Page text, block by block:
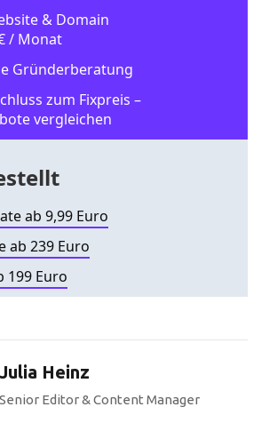
& Domain
/ Monat
Gründerberatung
zum Fixpreis –
vergleichen
ab 9,99 Euro
ab 239 Euro
199 Euro
Julia Heinz
Senior Editor & Content Manager